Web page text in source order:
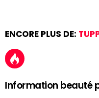
ENCORE PLUS DE:
Information beauté